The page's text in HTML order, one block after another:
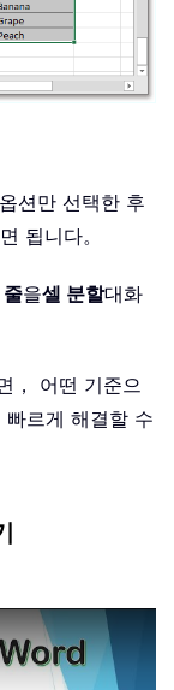
옵션만 선택한 후
됩니다。
을셀 분할대화
， 어떤 기준으
르게 해결할 수